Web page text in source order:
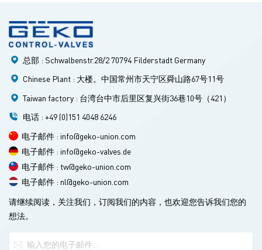
一问题，本研究采用特征正交分解（POD）方法建立了一个降
阶模型（ROM）。首先，对不同出口压力和行程下的流场进行
数值模拟；其次，利用POD方法提取空间模态和模态系数；最
后，通过克里金模型、支持向量机回归和基于物理的支持向量
回归等拟合方法，建立了模态系数与工况之间的关系。 结果表
明，与CFD模拟相比，降阶模型（ROM）的计算效率提高了四
个数量级以上。ROM结果的最大误差为13.59%。ROM能够预
测压力、温度和熵的分布，相对均方根误差（RRMSE）小于
2%。本文提出了一种新的降阶模型框架，用于预测减压阀内部
物理量的分布。 此外，本研究为开发流体动力学应用中工程部
件的快速、准确的预测模型提供了参考。 研究背景 蒸汽减压
阀是火电厂蒸汽系统中的关键调节部件。它负责将高温高压过
热蒸汽（约2 MPa，574℃）的压力降低到下游所需压力，并通
过调节开度来控制流量。随着削峰需求的日益增长，阀门需要
频繁操作。如果阀门内部出现堵塞（Ma≥1），可能会导致效率
关重要。然而，阀门内部处于极高的温度和压力环境中，难以
总部 : Schwalbenstr.28/2 70794 Filderstadt Germany
Chinese Plant : 大楼。中国常州市天宁区舜山路67号11号
Taiwan factory : 台湾台中市后里区复兴街36巷10号（421）
电话 : +49 (0)151 4048 6246
电子邮件 : info@geko-union.com
电子邮件 : info@geko-valves.de
电子邮件 : tw@geko-union.com
电子邮件 : nl@geko-union.com
请继续阅读，关注我们，订阅我们的内容，也欢迎您告诉我们您的
想法。